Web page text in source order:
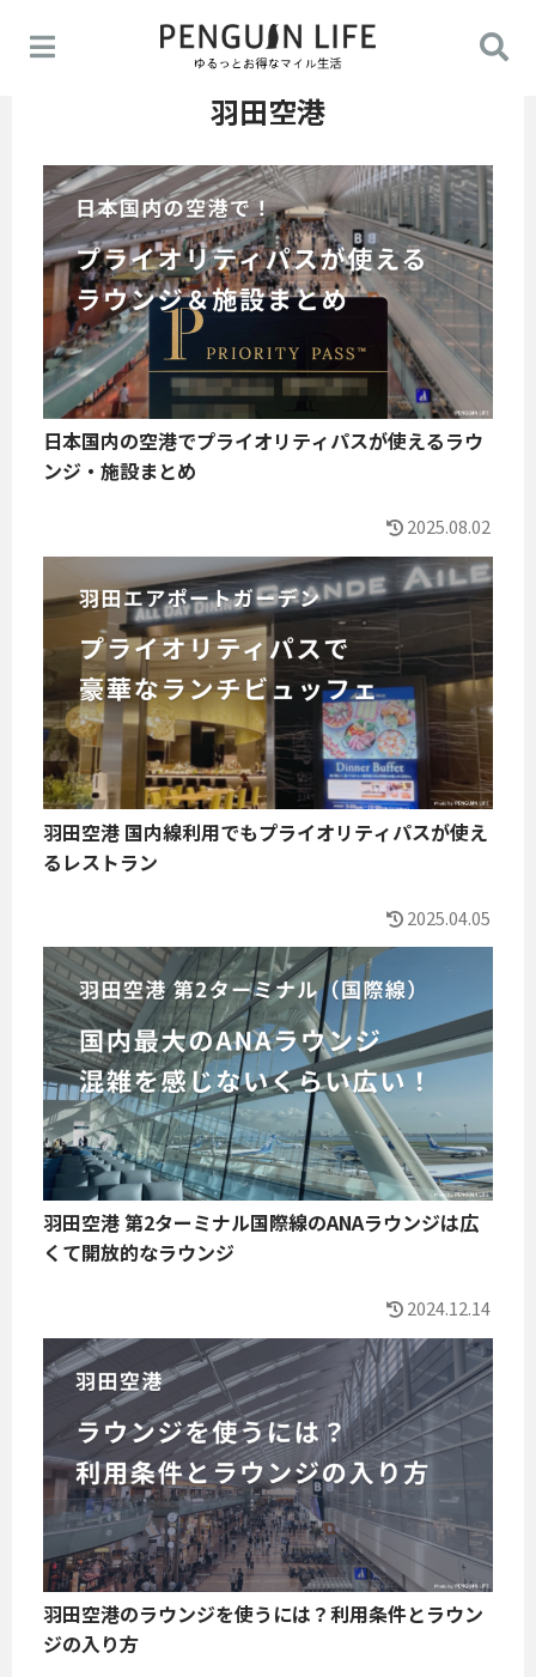
羽田空港
日本国内の空港でプライオリティパスが使えるラウ
ンジ・施設まとめ
2025.08.02
羽田空港 国内線利用でもプライオリティパスが使え
るレストラン
2025.04.05
羽田空港 第2ターミナル国際線のANAラウンジは広
くて開放的なラウンジ
2024.12.14
羽田空港のラウンジを使うには？利用条件とラウン
ジの入り方